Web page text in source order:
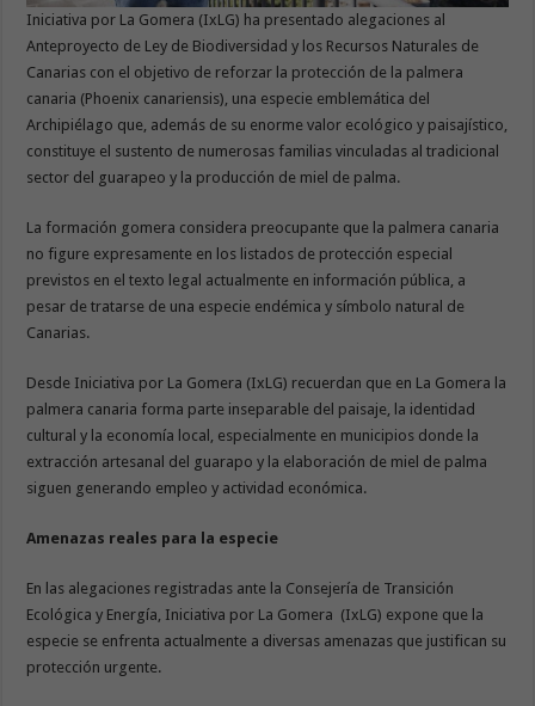
Iniciativa por La Gomera (IxLG) ha presentado alegaciones al
Anteproyecto de Ley de Biodiversidad y los Recursos Naturales de
Canarias con el objetivo de reforzar la protección de la palmera
canaria (Phoenix canariensis), una especie emblemática del
Archipiélago que, además de su enorme valor ecológico y paisajístico,
constituye el sustento de numerosas familias vinculadas al tradicional
sector del guarapeo y la producción de miel de palma.
La formación gomera considera preocupante que la palmera canaria
no figure expresamente en los listados de protección especial
previstos en el texto legal actualmente en información pública, a
pesar de tratarse de una especie endémica y símbolo natural de
Canarias.
Desde Iniciativa por La Gomera (IxLG) recuerdan que en La Gomera la
palmera canaria forma parte inseparable del paisaje, la identidad
cultural y la economía local, especialmente en municipios donde la
extracción artesanal del guarapo y la elaboración de miel de palma
siguen generando empleo y actividad económica.
Amenazas reales para la especie
En las alegaciones registradas ante la Consejería de Transición
Ecológica y Energía, Iniciativa por La Gomera (IxLG) expone que la
especie se enfrenta actualmente a diversas amenazas que justifican su
protección urgente.